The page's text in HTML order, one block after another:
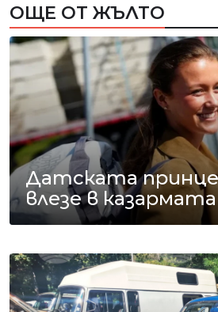
ОЩЕ ОТ ЖЪЛТО
Датската
влезе в казармата